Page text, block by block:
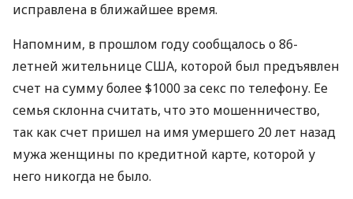
исправлена в ближайшее время.
Напомним, в прошлом году сообщалось о 86-
летней жительнице США, которой был предъявлен
счет на сумму более $1000 за секс по телефону. Ее
семья склонна считать, что это мошенничество,
так как счет пришел на имя умершего 20 лет назад
мужа женщины по кредитной карте, которой у
него никогда не было.